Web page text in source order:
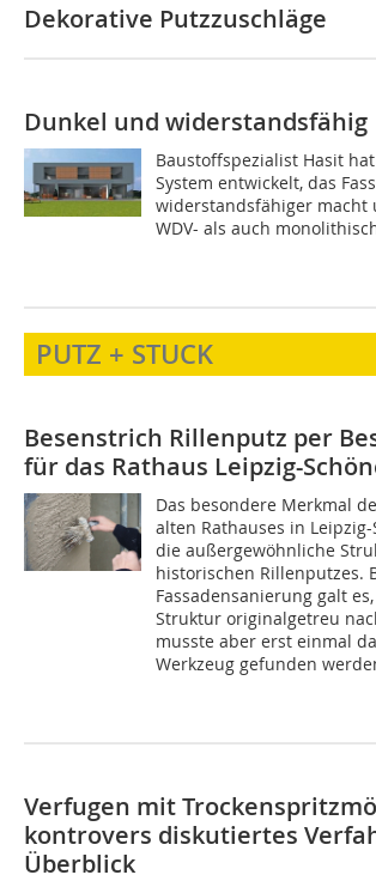
Dekorative Putzzuschläge
Dunkel und widerstandsfähig
Baustoffspezialist Hasit
System entwickelt, das
widerstandsfähiger macht
WDV- als auch
PUTZ + STUCK
Besenstrich Rillenputz per
für das Rathaus Leipzig-
Das besondere Merkmal
alten Rathauses in
die außergewöhnliche
historischen Rillenputzes.
Fassadensanierung galt
Struktur originalgetreu
musste aber erst einmal
Werkzeug gefunden
Verfugen mit
kontrovers diskutiertes
Überblick